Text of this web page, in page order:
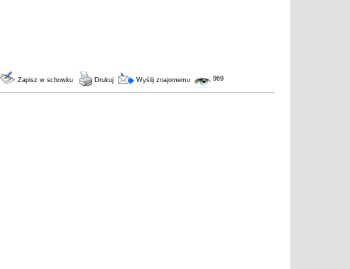
Zapisz w schowku Drukuj Wyślij znajomemu 969